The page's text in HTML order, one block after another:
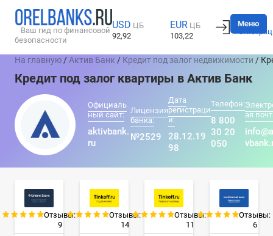
Ваш гид по финансовой
безопасности
USD ЦБ
92,92
EUR ЦБ
103,22
Вход
Меню
На главную /Актив Банк / Кредит под залог недвижимости /
Кредит под залог квартиры в Актив Банк
Официаль
ный сайт:
aktivbank.
ru
Лицензия
банка:
№2529
Дата
регистраци
и:
28.12.19
98
Телефон:
8 800
30 20
050
ая
Отзывы:
9
Отзывы:
14
Отзывы:
11
Отзывы:
6